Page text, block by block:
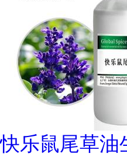
快乐鼠尾草油